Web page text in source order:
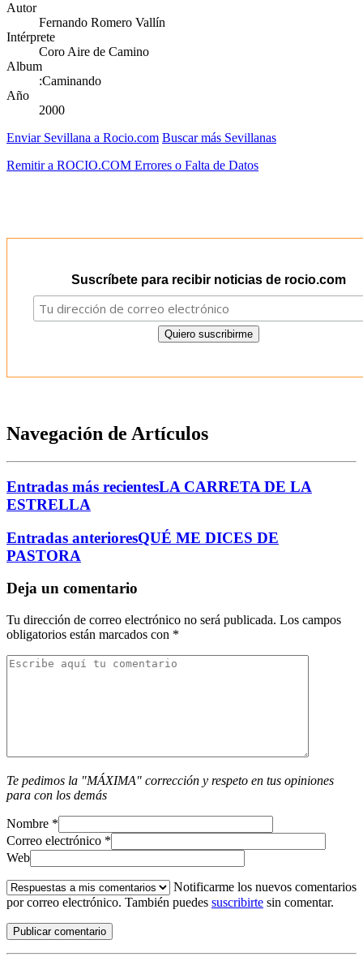
Autor
Fernando Romero Vallín
Intérprete
Coro Aire de Camino
Album
:Caminando
Año
2000
Enviar Sevillana a Rocio.com Buscar más Sevillanas
Remitir a ROCIO.COM Errores o Falta de Datos
Suscríbete para recibir noticias de rocio.com
Navegación de Artículos
Entradas más recientesLA CARRETA DE LA
ESTRELLA
Entradas anterioresQUÉ ME DICES DE
PASTORA
Deja un comentario
Tu dirección de correo electrónico no será publicada. Los campos
obligatorios están marcados con *
Te pedimos la "MÁXIMA" corrección y respeto en tus opiniones
para con los demás
Nombre *
Correo electrónico *
Web
Notificarme los nuevos comentarios
por correo electrónico. También puedes suscribirte sin comentar.